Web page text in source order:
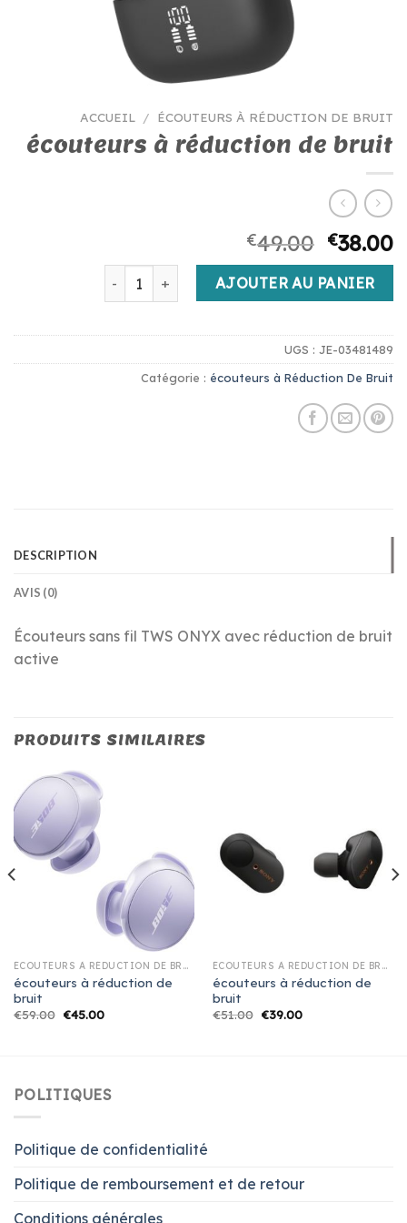
ACCUEIL / ÉCOUTEURS À RÉDUCTION DE BRUIT
écouteurs à réduction de bruit
€49.00 €38.00
quantité de écouteurs à réduction de bruit
AJOUTER AU PANIER
UGS : JE-03481489
Catégorie : écouteurs à Réduction De Bruit
DESCRIPTION
AVIS (0)
Écouteurs sans fil TWS ONYX avec réduction de bruit
active
PRODUITS SIMILAIRES
ÉCOUTEURS À RÉDUCTION DE BRUIT
écouteurs à réduction de
bruit
€59.00 €45.00
ÉCOUTEURS À RÉDUCTION DE BRUIT
écouteurs à réduction de
bruit
€51.00 €39.00
POLITIQUES
Politique de confidentialité
Politique de remboursement et de retour
Conditions générales